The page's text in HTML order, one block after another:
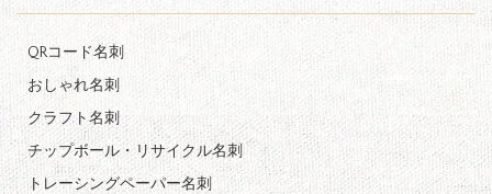
QRコード名刺
おしゃれ名刺
クラフト名刺
チップボール・リサイクル名刺
トレーシングペーパー名刺